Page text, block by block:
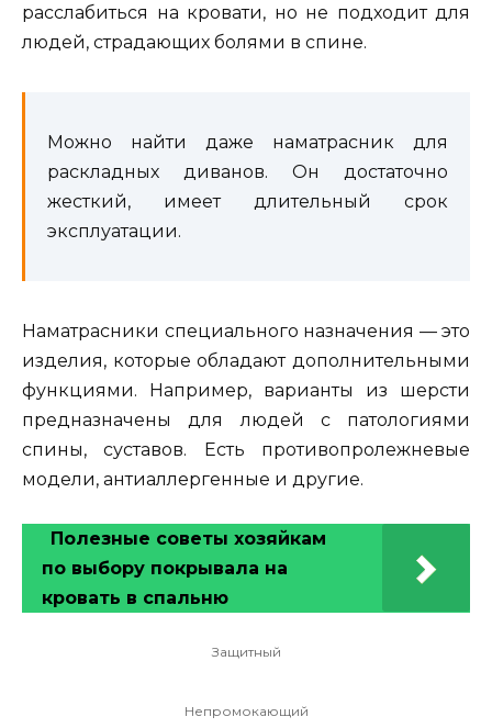
расслабиться на кровати, но не подходит для
людей, страдающих болями в спине.
Можно найти даже наматрасник для
раскладных диванов. Он достаточно
жесткий, имеет длительный срок
эксплуатации.
Наматрасники специального назначения — это
изделия, которые обладают дополнительными
функциями. Например, варианты из шерсти
предназначены для людей с патологиями
спины, суставов. Есть противопролежневые
модели, антиаллергенные и другие.
Полезные советы хозяйкам
по выбору покрывала на
кровать в спальню
Защитный
Непромокающий